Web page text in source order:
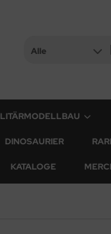
Alle
DINOSAURIER
KATALOGE